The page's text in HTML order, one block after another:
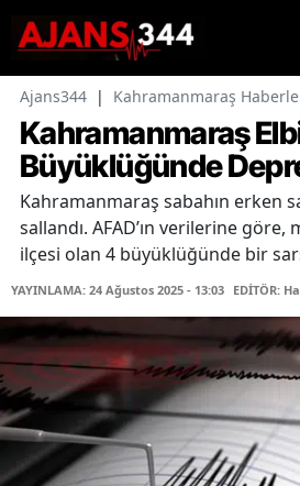
Ajans344 | Kahramanmaraş
Kahramanmaraş
Büyüklüğünde
Kahramanmaraş sabahın erken
sallandı. AFAD’ın verilerine
ilçesi olan 4 büyüklüğünde bir
YAYINLAMA: 24 Ağustos 2025 - 13:03 EDİTÖR: